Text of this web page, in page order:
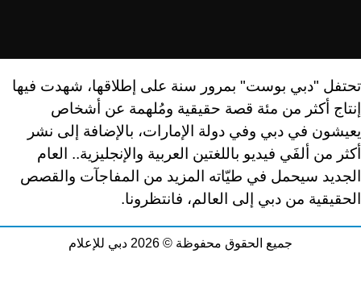
تحتفل "دبي بوست" بمرور سنة على إطلاقها، شهدت فيها
إنتاج أكثر من مئة قصة حقيقية ومُلهمة عن أشخاص
يعيشون في دبي وفي دولة الإمارات، بالإضافة إلى نشر
أكثر من ألفَي فيديو باللغتين العربية والإنجليزية.. العام
الجديد سيحمل في طيّاته المزيد من المفاجآت والقصص
الحقيقية من دبي إلى العالم، فانتظرونا.
جميع الحقوق محفوظة © 2026 دبي للإعلام